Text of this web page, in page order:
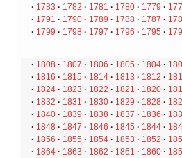
1779
1780
1781
1782
1783
1787
1788
1789
1790
1791
1795
1796
1797
1798
1799
1804
1805
1806
1807
1808
1812
1813
1814
1815
1816
1820
1821
1822
1823
1824
1828
1829
1830
1831
1832
1836
1837
1838
1839
1840
1844
1845
1846
1847
1848
1852
1853
1854
1855
1856
1860
1861
1862
1863
1864